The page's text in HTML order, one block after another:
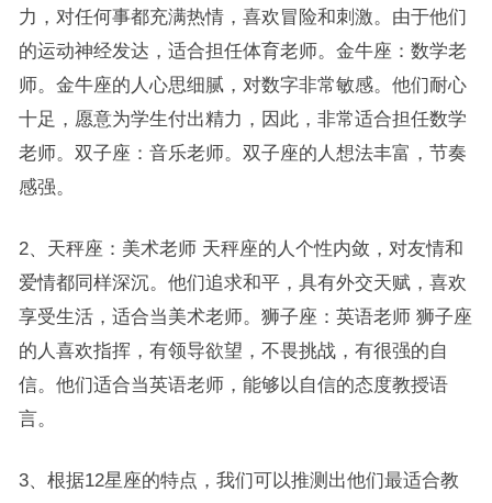
力，对任何事都充满热情，喜欢冒险和刺激。由于他们
的运动神经发达，适合担任体育老师。金牛座：数学老
师。金牛座的人心思细腻，对数字非常敏感。他们耐心
十足，愿意为学生付出精力，因此，非常适合担任数学
老师。双子座：音乐老师。双子座的人想法丰富，节奏
感强。
2、天秤座：美术老师 天秤座的人个性内敛，对友情和
爱情都同样深沉。他们追求和平，具有外交天赋，喜欢
享受生活，适合当美术老师。狮子座：英语老师 狮子座
的人喜欢指挥，有领导欲望，不畏挑战，有很强的自
信。他们适合当英语老师，能够以自信的态度教授语
言。
3、根据12星座的特点，我们可以推测出他们最适合教